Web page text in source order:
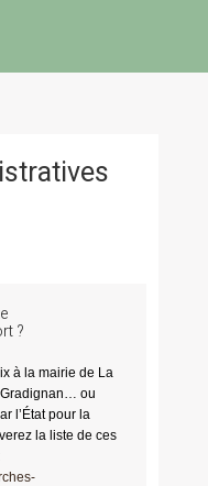
?
à la mairie de La
Gradignan… ou
l’État pour la
la liste de ces